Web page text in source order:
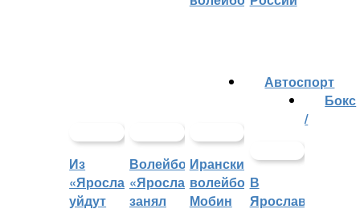
Из
«Ярославича»
уйдут
Волейбольный
«Ярославич»
занял
Иранский
волейболист
Мобин
Автоспорт
В
Ярославской
Бокс
/